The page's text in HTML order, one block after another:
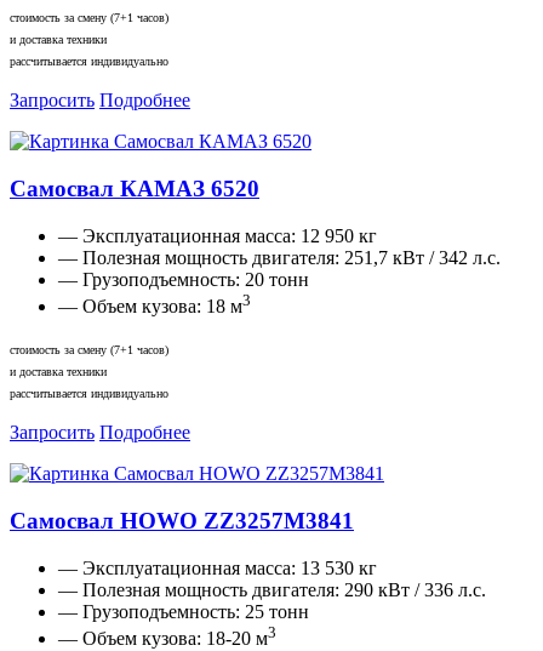
стоимость за смену (7+1 часов)
и доставка техники
рассчитывается индивидуально
Запросить Подробнее
Самосвал КАМАЗ 6520
— Эксплуатационная масса: 12 950 кг
— Полезная мощность двигателя: 251,7 кВт / 342 л.с.
— Грузоподъемность: 20 тонн
— Объем кузова: 18 м3
стоимость за смену (7+1 часов)
и доставка техники
рассчитывается индивидуально
Запросить Подробнее
Самосвал HOWO ZZ3257M3841
— Эксплуатационная масса: 13 530 кг
— Полезная мощность двигателя: 290 кВт / 336 л.с.
— Грузоподъемность: 25 тонн
— Объем кузова: 18-20 м3